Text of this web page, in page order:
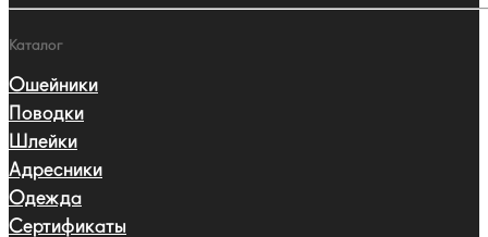
Каталог
Ошейники
Поводки
Шлейки
Адресники
Одежда
Сертификаты